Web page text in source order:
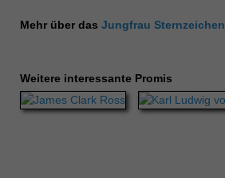
Mehr über das Jungfrau Sternzeichen
Weitere interessante Promis